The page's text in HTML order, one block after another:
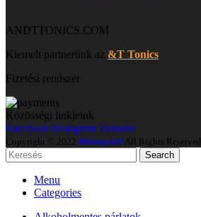
ANDTTONICS.COM
Kiemelt partnerünk az &T Tonics
Fizetési rendszer
Közösségi linkjeink
Facebook InstagramYoutube
Copyright © 2022 Mixery.HU All Rights Reserved.
Search
Menu
Categories